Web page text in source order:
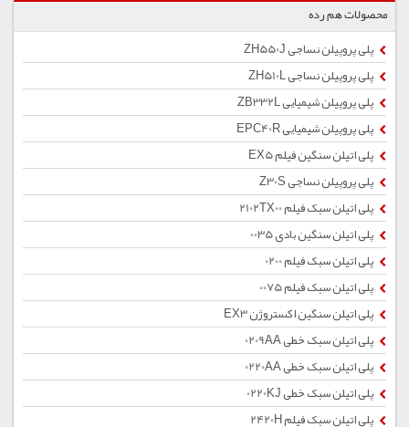
محصولات هم رده
پلی پروپیلن نساجی ZH550J
پلی پروپیلن نساجی ZH510L
پلی پروپیلن شیمیایی ZB332L
پلی پروپیلن شیمیایی EPC40R
پلی اتیلن سنگین فیلم EX5
پلی پروپیلن نساجی Z30S
پلی اتیلن سبک فیلم 2102TX00
پلی اتیلن سنگین بادی 0035
پلی اتیلن سبک فیلم 0200
پلی اتیلن سبک فیلم 0075
پلی اتیلن سنگین اکستروژن EX3
پلی اتیلن سبک خطی 0209AA
پلی اتیلن سبک خطی 0220AA
پلی اتیلن سبک خطی 0220KJ
پلی اتیلن سبک فیلم 2420H